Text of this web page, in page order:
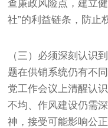
查廉政风险点，建立
社”的利益链条，防止
（三）必须深刻认识
题在供销系统仍有不
党工作会议上清醒认
不均、作风建设仍需
神，接受可能影响公